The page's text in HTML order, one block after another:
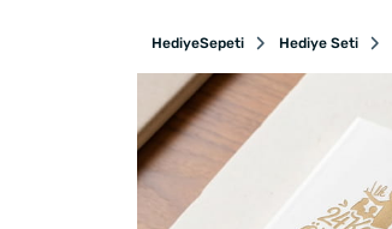
HediyeSepeti Hediye Seti